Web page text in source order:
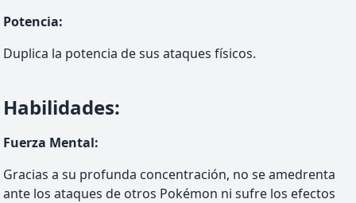
Potencia:
Duplica la potencia de sus ataques físicos.
Habilidades:
Fuerza Mental:
Gracias a su profunda concentración, no se amedrenta
ante los ataques de otros Pokémon ni sufre los efectos